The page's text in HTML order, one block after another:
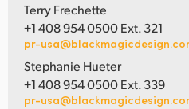
Terry Frechette
+1 408 954 0500 Ext. 321
pr-
Stephanie Hueter
+1 408 954 0500 Ext. 339
pr-